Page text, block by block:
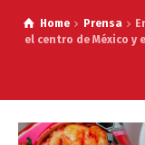
Home Prensa
el centro de México y